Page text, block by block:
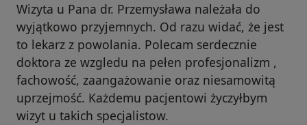
Wizyta u Pana dr. Przemysława należała do
wyjątkowo przyjemnych. Od razu widać, że jest
to lekarz z powolania. Polecam serdecznie
doktora ze wzgledu na pełen profesjonalizm ,
fachowość, zaangażowanie oraz niesamowitą
uprzejmość. Każdemu pacjentowi życzyłbym
wizyt u takich specjalistow.